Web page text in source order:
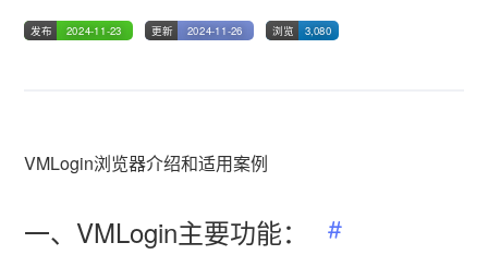
发布 2024-11-23 更新 2024-11-26 浏览 3,080
VMLogin浏览器介绍和适用案例
一、VMLogin主要功能：